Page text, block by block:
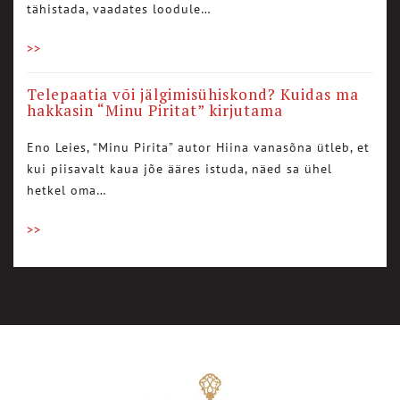
tähistada, vaadates loodule…
>>
Telepaatia või jälgimisühiskond? Kuidas ma
hakkasin “Minu Piritat” kirjutama
Eno Leies, “Minu Pirita” autor Hiina vanasõna ütleb, et
kui piisavalt kaua jõe ääres istuda, näed sa ühel
hetkel oma…
>>